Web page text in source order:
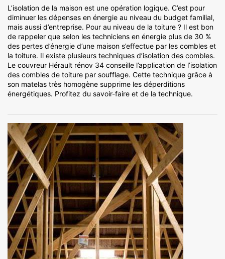
L’isolation de la maison est une opération logique. C’est pour
diminuer les dépenses en énergie au niveau du budget familial,
mais aussi d’entreprise. Pour au niveau de la toiture ? Il est bon
de rappeler que selon les techniciens en énergie plus de 30 %
des pertes d’énergie d’une maison s’effectue par les combles et
la toiture. Il existe plusieurs techniques d’isolation des combles.
Le couvreur Hérault rénov 34 conseille l’application de l’isolation
des combles de toiture par soufflage. Cette technique grâce à
son matelas très homogène supprime les déperditions
énergétiques. Profitez du savoir-faire et de la technique.